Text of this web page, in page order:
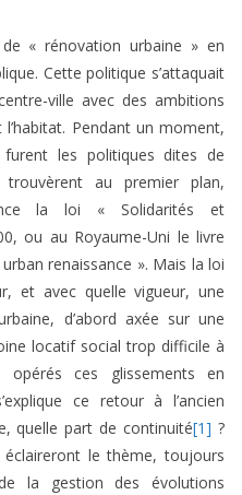
« rénovation urbaine » en
Cette politique s’attaquait
ville avec des ambitions
Pendant un moment,
les politiques dites de
au premier plan,
la loi « Solidarités et
ou au Royaume-Uni le livre
renaissance ». Mais la loi
et avec quelle vigueur, une
d’abord axée sur une
locatif social trop difficile à
ces glissements en
ce retour à l’ancien
quelle part de continuité[1] ?
le thème, toujours
la gestion des évolutions